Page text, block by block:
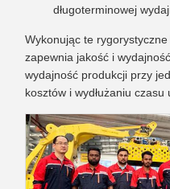
długoterminowej
Wykonując te
zapewnia jakość i
wydajność produkcji przy
kosztów i wydłużaniu czasu